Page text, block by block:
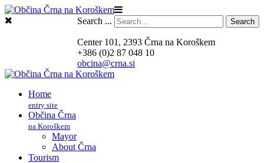
Search ... Search
Center 101, 2393 Črna na Koroškem
+386 (0)2 87 048 10
obcina@crna.si
Home
entry site
Občina Črna
na Koroškem
Mayor
About Črna
Tourism